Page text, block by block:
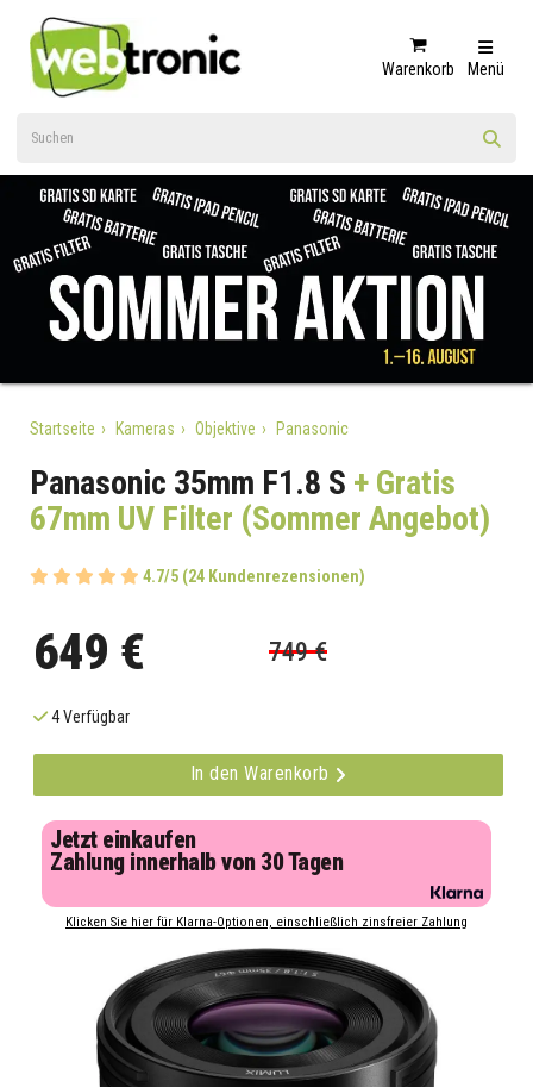
Warenkorb Menü
Startseite Kameras Objektive Panasonic
Panasonic 35mm F1.8 S + Gratis
67mm UV Filter (Sommer Angebot)
4.7/5 (24 Kundenrezensionen)
649 € 749 €
4 Verfügbar
In den Warenkorb
Jetzt einkaufen
Zahlung innerhalb von 30 Tagen
Klicken Sie hier für Klarna-Optionen, einschließlich zinsfreier Zahlung